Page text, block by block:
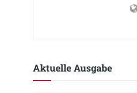
Aktuelle Ausgabe​